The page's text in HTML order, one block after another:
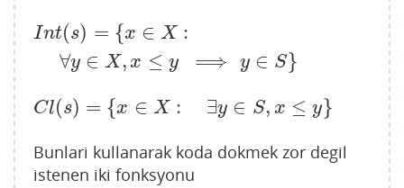
Int(s) = {x ∈ X :
∀y ∈ X, x ≤ y ⟹ y ∈ S}
Int(s)={ ∈ X:∀y ∈ X,x≤y
Cl(s) = {x ∈ X : ∃y ∈ S, x ≤ y}
Cl(s)={ x∈ X:∃y ∈ S,x≤y
Bunlari kullanarak koda dokmek zor degil
istenen iki fonksyonu